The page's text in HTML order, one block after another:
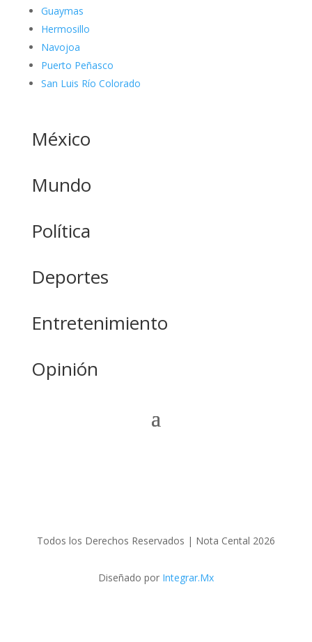
Guaymas
Hermosillo
Navojoa
Puerto Peñasco
San Luis Río Colorado
México
Mundo
Política
Deportes
Entretenimiento
Opinión
Todos los Derechos Reservados | Nota Cental 2026
Diseñado por Integrar.Mx